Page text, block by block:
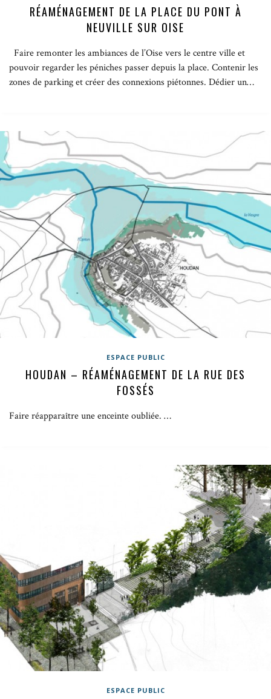
RÉAMÉNAGEMENT DE LA PLACE DU PONT À
NEUVILLE SUR OISE
Faire remonter les ambiances de l’Oise vers le centre ville et
pouvoir regarder les péniches passer depuis la place. Contenir les
zones de parking et créer des connexions piétonnes. Dédier un…
ESPACE PUBLIC
HOUDAN – RÉAMÉNAGEMENT DE LA RUE DES
FOSSÉS
Faire réapparaître une enceinte oubliée. …
ESPACE PUBLIC